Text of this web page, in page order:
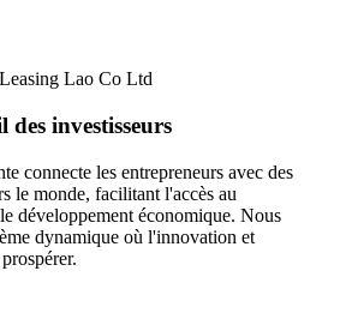
Lao Co Ltd
investisseurs
connecte les entrepreneurs avec des
le monde, facilitant l'accès au
développement économique. Nous
dynamique où l'innovation et